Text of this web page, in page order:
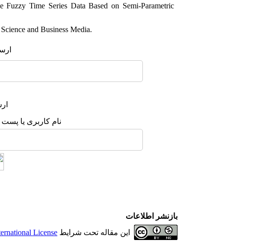
Time Series Data Based on Semi-Parametric
and Business Media.
نام کاربری یا
بازنشر اطلاعات
این مقاله تحت شرایط License